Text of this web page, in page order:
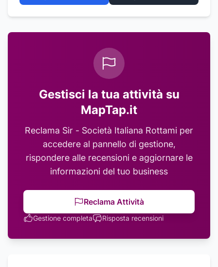
Gestisci la tua attività su
MapTap.it
Reclama Sir - Società Italiana Rottami per
accedere al pannello di gestione,
rispondere alle recensioni e aggiornare le
informazioni del tuo business
Reclama Attività
Gestione completa Risposta recensioni